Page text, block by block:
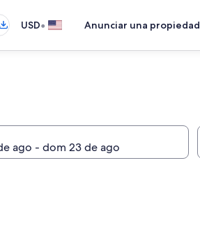
USD• Anunciar una propiedad